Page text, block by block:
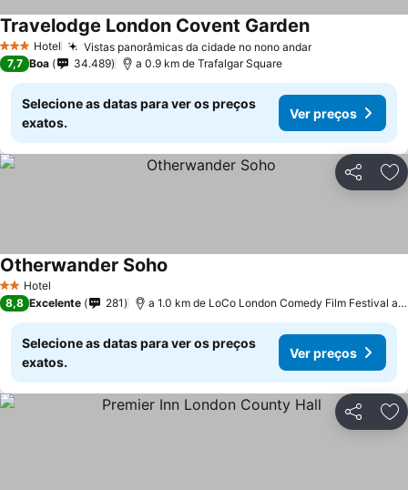
3 EstrelasHotel Vistas panorâmicas da cidade no nono andarVer preços
Travelodge London Covent GardenVer preços
7,7 Boa 34.489 a 0.9 km de Trafalgar Square
Selecione as datas para ver os preços
exatos.
Ver preços
Partilhar
2 Estrelas
Hotel
Otherwander Soho
8,8 Excelente 281 a 1.0 km de LoCo London Comedy Film Festival at
Selecione as datas para ver os preços
exatos.
Ver preços
Partilhar